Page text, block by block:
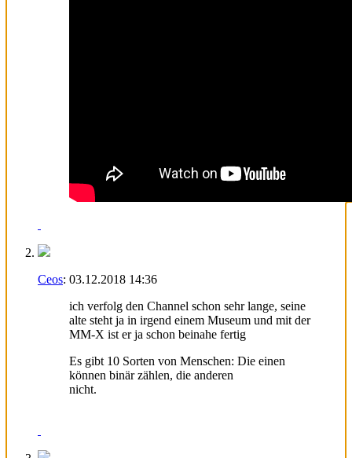
Ceos: 03.12.2018 14:36
ich verfolg den Channel schon sehr lange, seine
alte steht ja in irgend einem Museum und mit der
MM-X ist er ja schon beinahe fertig
Es gibt 10 Sorten von Menschen: Die einen
können binär zählen, die anderen
nicht.